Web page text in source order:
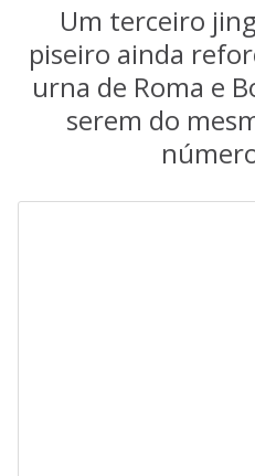
Um terceiro
piseiro ainda
urna de Roma e
serem do